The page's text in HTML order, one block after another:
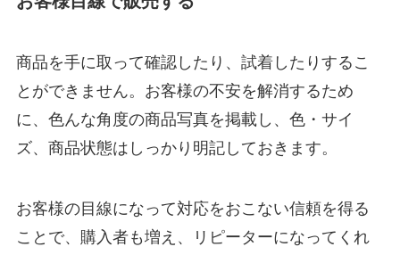
商品を手に取って確認したり、試着したりするこ
とができません。お客様の不安を解消するため
に、色んな角度の商品写真を掲載し、色・サイ
ズ、商品状態はしっかり明記しておきます。
お客様の目線になって対応をおこない信頼を得る
ことで、購入者も増え、リピーターになってくれ